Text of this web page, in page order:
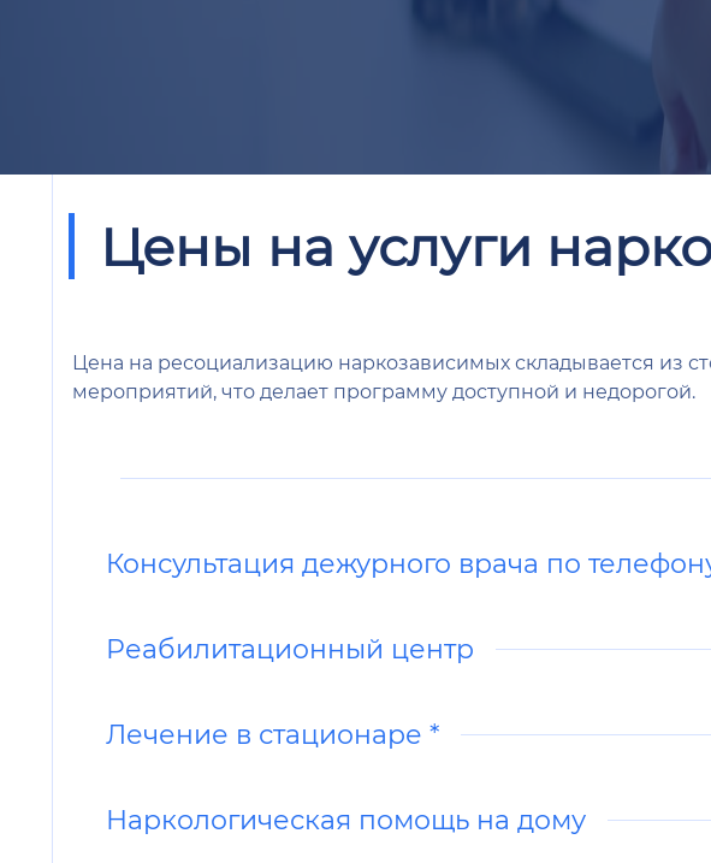
Цены на услуги
Цена на ресоциализацию наркозависимых складывается из
мероприятий, что делает программу доступной и недорогой.
Консультация дежурного врача по
Реабилитационный центр
Лечение в стационаре *
Наркологическая помощь на дому